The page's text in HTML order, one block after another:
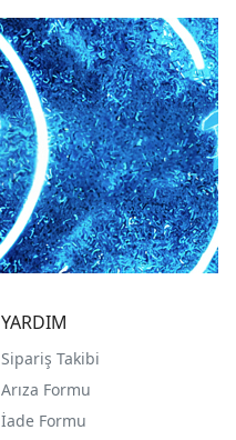
YARDIM
Sipariş Takibi
Arıza Formu
İade Formu